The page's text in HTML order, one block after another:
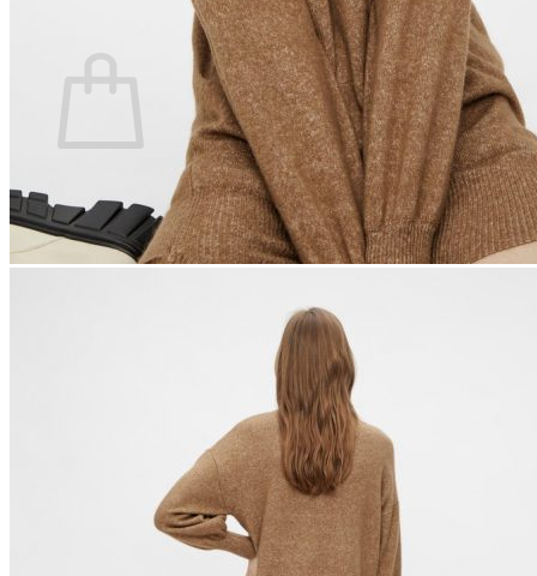
Ostoskori on tyhjä.
Takaisin kauppaan